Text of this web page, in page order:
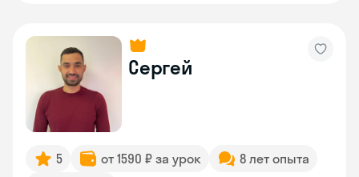
Сергей
5 от 1590 ₽ за урок
8 лет опыта